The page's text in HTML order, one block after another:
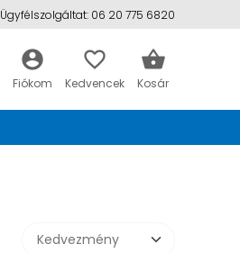
Ügyfélszolgáltat: 06 20 775 6820
account_circle favorite_border shopping_basket